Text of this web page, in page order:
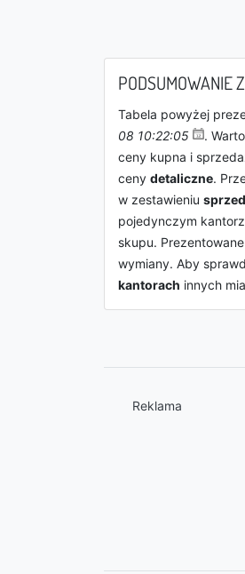
PODSUMOWANIE
Tabela powyżej
08 10:22:05
.
ceny kupna i
ceny detaliczne.
w zestawieniu
pojedynczym
skupu.
wymiany. Aby
kantorach innych
Reklama